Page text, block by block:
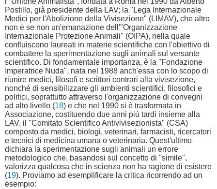
Postillo, già presidente della LAV; la "Lega Internazionale
Medici per l'Abolizione della Vivisezione" (LIMAV), che altro
non è se non un'emanazione dell'"Organizzazione
Internazionale Protezione Animali" (OIPA), nella quale
confluiscono laureati in materie scientifiche con l'obiettivo di
combattere la sperimentazione sugli animali sul versante
scientifico. Di fondamentale importanza, è la "Fondazione
Imperatrice Nuda", nata nel 1988 anch'essa con lo scopo di
riunire medici, filosofi e scrittori contrari alla vivisezione,
nonché di sensibilizzare gli ambienti scientifici, filosofici e
politici, soprattutto attraverso l'organizzazione di convegni
ad alto livello (18) e che nel 1990 si è trasformata in
Associazione, costituendo due anni più tardi insieme alla
LAV, il "Comitato Scientifico Antivivisezionista" (CSA)
composto da medici, biologi, veterinari, farmacisti, ricercatori
e tecnici di medicina umana o veterinaria. Quest'ultimo
dichiara la sperimentazione sugli animali un errore
metodologico che, basandosi sul concetto di "simile",
valorizza qualcosa che in scienza non ha ragione di esistere
(19). Proviamo ad esemplificare la critica ricorrendo ad un
esempio: